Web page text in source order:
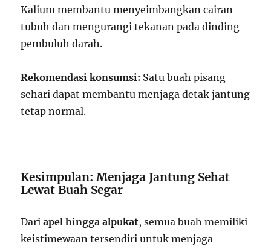
Kalium membantu menyeimbangkan cairan
tubuh dan mengurangi tekanan pada dinding
pembuluh darah.
Rekomendasi konsumsi: Satu buah pisang
sehari dapat membantu menjaga detak jantung
tetap normal.
Kesimpulan: Menjaga Jantung Sehat
Lewat Buah Segar
Dariapel hingga alpukat, semua buah memiliki
keistimewaan tersendiri untuk menjaga